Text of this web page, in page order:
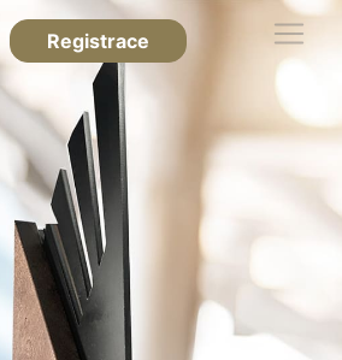
Registrace